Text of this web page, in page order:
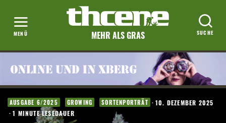
MEHR ALS GRAS
AUSGABE 6/2025 GROWING SORTENPORTRÄT · 10. DEZEMBER 2025
· 1 MINUTE LESEDAUER